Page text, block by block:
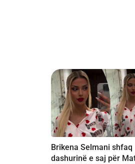
Brikena Selmani shfaq
dashurinë e saj për